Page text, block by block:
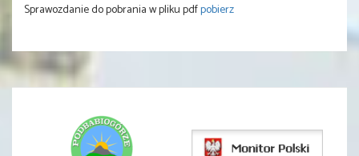
Sprawozdanie do pobrania w pliku pdfpobierz